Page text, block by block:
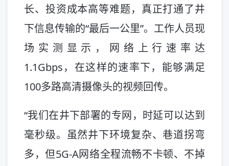
长、投资成本高等难题，真正打通了井
下信息传输的“最后一公里”。工作人员现
场实测显示，网络上行速率达
1.1Gbps，在这样的速率下，能够满足
100多路高清摄像头的视频回传。
“我们在井下部署的专网，时延可以达到
毫秒级。虽然井下环境复杂、巷道拐弯
多，但5G-A网络全程流畅不卡顿、不掉